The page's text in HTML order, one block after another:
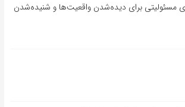
مسئولیتی برای دیده‌شدن واقعیت‌ها و شنیده‌شدن